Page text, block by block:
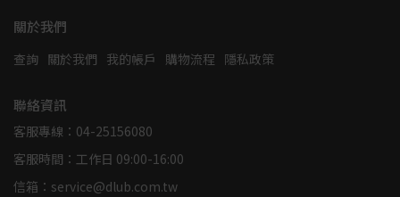
關於我們
查詢 關於我們 我的帳戶 購物流程 隱私政策
聯絡資訊
客服專線：04-25156080
客服時間：工作日 09:00-16:00
信箱：service@dlub.com.tw